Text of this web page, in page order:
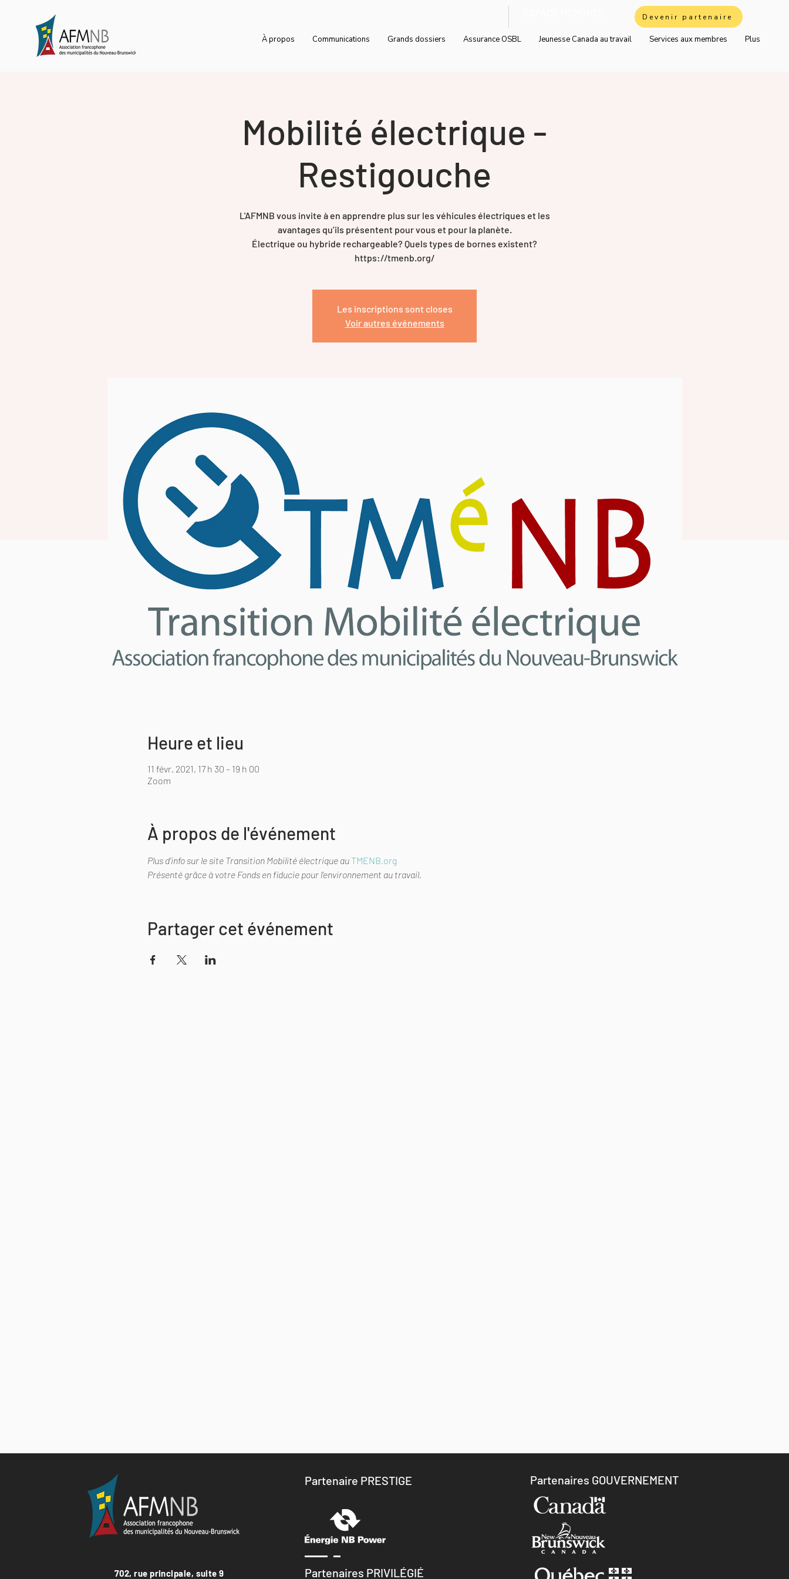
À propos Communications Grands dossiers Assurance OSBL Jeunesse Canada au travail Services aux membres Plus
Devenir partenaire
Mobilité électrique -
Restigouche
L'AFMNB vous invite à en apprendre plus sur les véhicules électriques et les
avantages qu’ils présentent pour vous et pour la planète.
Électrique ou hybride rechargeable? Quels types de bornes existent?
https://tmenb.org/
Les inscriptions sont closes
Voir autres événements
Heure et lieu
11 févr. 2021, 17 h 30 – 19 h 00
Zoom
À propos de l'événement
Plus d’info sur le site Transition Mobilité électrique au TMENB.org
Présenté grâce à votre Fonds en fiducie pour l’environnement au travail.
Partager cet événement
702, rue principale, suite 9
Partenaire PRESTIGE
Partenaires PRIVILÉGIÉ
Partenaires GOUVERNEMENT